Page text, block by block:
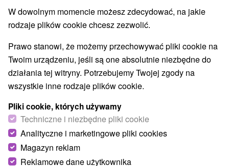
W dowolnym momencie możesz zdecydować, na jakie
rodzaje plików cookie chcesz zezwolić.
Prawo stanowi, że możemy przechowywać pliki cookie na
Twoim urządzeniu, jeśli są one absolutnie niezbędne do
działania tej witryny. Potrzebujemy Twojej zgody na
wszystkie inne rodzaje plików cookie.
Pliki cookie, których używamy
Techniczne i niezbędne pliki cookie
Analityczne i marketingowe pliki cookies
Magazyn reklam
Reklamowe dane użytkownika